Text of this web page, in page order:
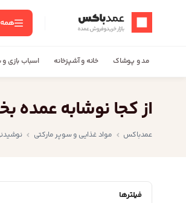
عمدباکس — بازگشت به صفحه اصلی
مد و پوشاک خانه و آشپزخانه اسباب بازی
از کجا نوشابه عمده
عمدباکس مواد غذایی و سوپر مارکتی
فیلترها